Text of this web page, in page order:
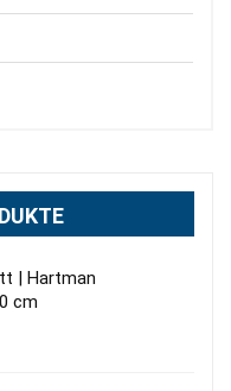
| Hartman
cm